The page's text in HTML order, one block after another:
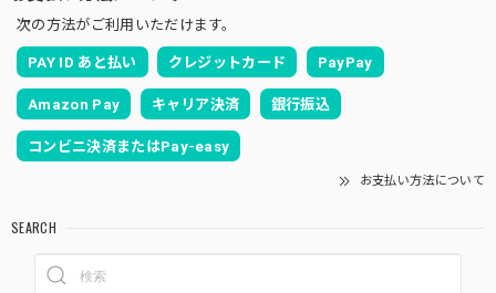
次の方法がご利用いただけます。
PAY ID あと払い クレジットカード PayPay
Amazon Pay キャリア決済 銀行振込
コンビニ決済またはPay-easy
お支払い方法について
SEARCH